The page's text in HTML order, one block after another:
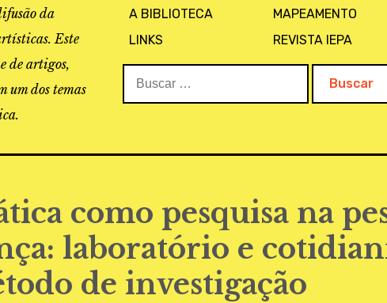
da
Este
de artigos,
um dos temas
A BIBLIOTECA
LINKS
MAPEAMENTO
REVISTA IEPA
como pesquisa na
laboratório e
de investigação